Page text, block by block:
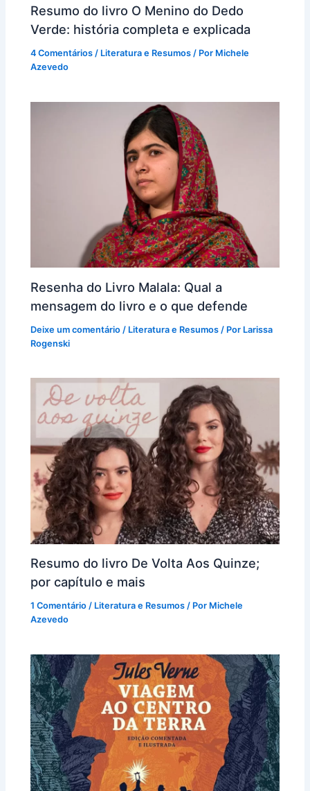
Resumo do livro O Menino do Dedo
Verde: história completa e explicada
4 Comentários / Literatura e Resumos / Por Michele
Azevedo
Resenha do Livro Malala: Qual a
mensagem do livro e o que defende
Deixe um comentário / Literatura e Resumos / Por Larissa
Rogenski
Resumo do livro De Volta Aos Quinze;
por capítulo e mais
1 Comentário / Literatura e Resumos / Por Michele
Azevedo